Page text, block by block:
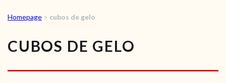
VÍDEOS
RECEITAS VEGGIE
Homepage > cubos de gelo
CUBOS DE GELO